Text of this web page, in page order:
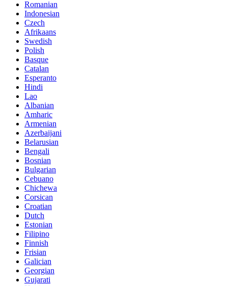
Romanian
Indonesian
Czech
Afrikaans
Swedish
Polish
Basque
Catalan
Esperanto
Hindi
Lao
Albanian
Amharic
Armenian
Azerbaijani
Belarusian
Bengali
Bosnian
Bulgarian
Cebuano
Chichewa
Corsican
Croatian
Dutch
Estonian
Filipino
Finnish
Frisian
Galician
Georgian
Gujarati